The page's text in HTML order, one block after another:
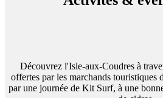
Découvrez l'Isle-aux-Coudres à
offertes par les marchands touristiques
par une journée de Kit Surf, à une